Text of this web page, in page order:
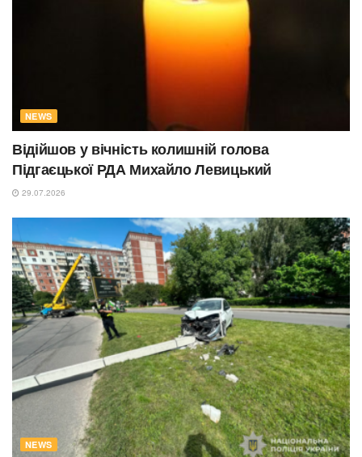
NEWS
Відійшов у вічність колишній голова
Підгаєцької РДА Михайло Левицький
29.07.2026
NEWS